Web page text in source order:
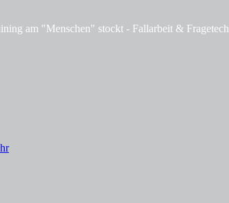
am "Menschen" stockt - Fallarbeit &